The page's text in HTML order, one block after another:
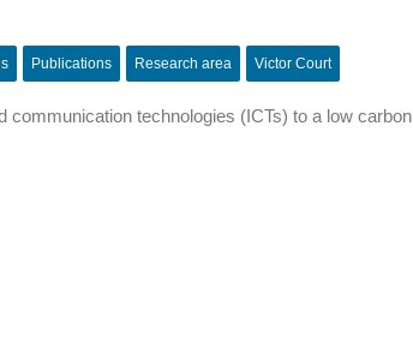
Publications Research area Victor Court
communication technologies (ICTs) to a low carbon